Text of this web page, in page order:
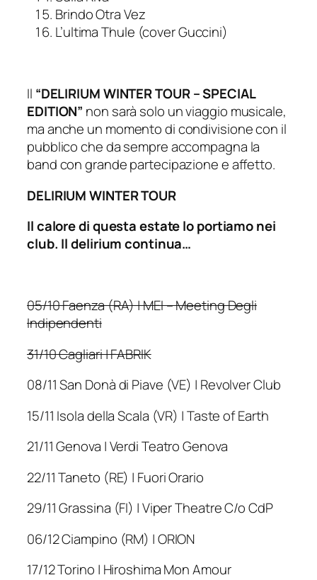
Brindo Otra Vez
L’ultima Thule (cover Guccini)
Il “DELIRIUM WINTER TOUR – SPECIAL
EDITION” non sarà solo un viaggio musicale,
ma anche un momento di condivisione con il
pubblico che da sempre accompagna la
band con grande partecipazione e affetto.
DELIRIUM WINTER TOUR
Il calore di questa estate lo portiamo nei
club. Il delirium continua…
05/10 Faenza (RA) | MEI – Meeting Degli
Indipendenti
31/10 Cagliari | FABRIK
08/11 San Donà di Piave (VE) | Revolver Club
15/11 Isola della Scala (VR) | Taste of Earth
21/11 Genova | Verdi Teatro Genova
22/11 Taneto (RE) | Fuori Orario
29/11 Grassina (FI) | Viper Theatre C/o CdP
06/12 Ciampino (RM) | ORION
17/12 Torino | Hiroshima Mon Amour